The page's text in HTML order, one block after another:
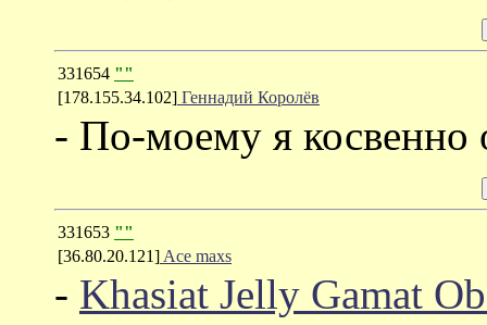
331654 ""
[178.155.34.102] Геннадий Королёв
- По-моему я косвенно
331653 ""
[36.80.20.121] Ace maxs
- Khasiat Jelly Gamat